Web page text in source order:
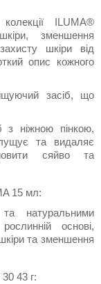
ILUMA®
зменшення
шкіри від
опис кожного
засіб, що
з ніжною пінкою,
та видаляє
сяйво та
15 мл:
натуральними
основі,
та зменшення
43 г: